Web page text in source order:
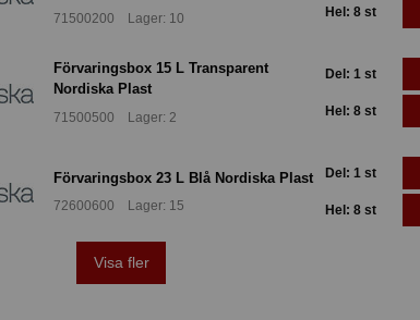
71500200 Lager: 10 Hel: 8 st
Förvaringsbox 15 L Transparent
Nordiska Plast
71500500 Lager: 2
Del: 1 st
Hel: 8 st
Förvaringsbox 23 L Blå Nordiska Plast
72600600 Lager: 15
Del: 1 st
Hel: 8 st
Visa fler